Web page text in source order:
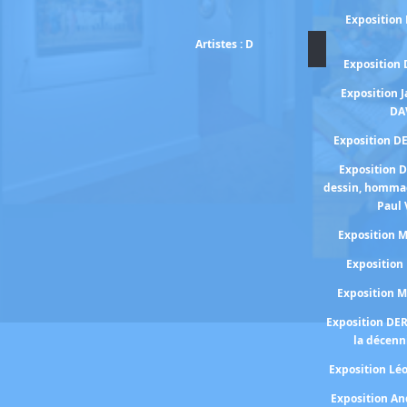
Exposition
Artistes : D
Exposition
Exposition
Exposition
Exposition
dessin,
Paul
Exposition
Exposition
Exposition
Exposition
la
Exposition
Exposition